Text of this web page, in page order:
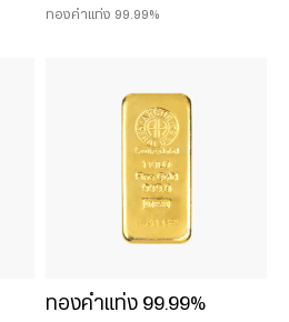
ทองคำแท่ง 99.99%
ทองคำแท่ง 99.99%